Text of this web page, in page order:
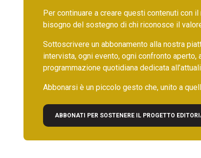
Per continuare a creare questi contenuti con
bisogno del sostegno di chi riconosce il
Sottoscrivere un abbonamento alla nostra
intervista, ogni evento, ogni confronto aperto,
programmazione quotidiana dedicata
Abbonarsi è un piccolo gesto che, unito a
ABBONATI PER SOSTENERE IL PROGETTO